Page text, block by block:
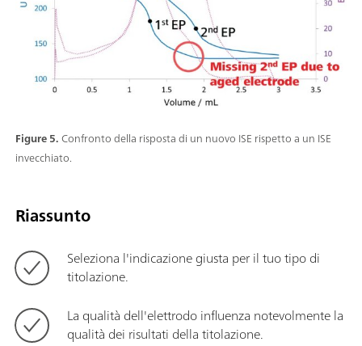
Figure 5.Confronto della risposta di un nuovo ISE rispetto a un ISE
invecchiato.
Riassunto
Seleziona l'indicazione giusta per il tuo tipo di
titolazione.
La qualità dell'elettrodo influenza notevolmente la
qualità dei risultati della titolazione.